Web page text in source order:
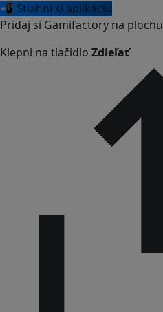
📲 Stiahni si aplikáciu
Pridaj si Gamifactory na plochu
Klepni na tlačidlo Zdieľať